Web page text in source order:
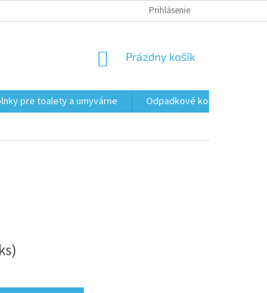
FORMULÁR NA
Prihlásenie
NÁKUPNÝ
Prázdny košík
pre toalety a umyvárne Odpadkové koše